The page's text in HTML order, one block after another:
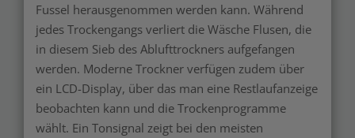
Fussel herausgenommen werden kann. Während
jedes Trockengangs verliert die Wäsche Flusen, die
in diesem Sieb des Ablufttrockners aufgefangen
werden. Moderne Trockner verfügen zudem über
ein LCD-Display, über das man eine Restlaufanzeige
beobachten kann und die Trockenprogramme
wählt. Ein Tonsignal zeigt bei den meisten